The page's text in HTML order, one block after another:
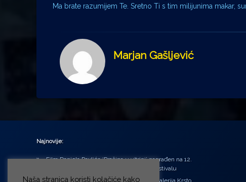
Ma brate razumijem Te. Sretno Ti s tim milijunima makar,
Marjan Gašljević
Najnovije:
Film Daniela Pavlića ‘Prašina u vitrini’ nagrađen na 12.
Green Montenegro International Film Festivalu
U središtu Petrinje otvorena obnovljena Galerija Krsto
Naša stranica koristi kolačiće kako